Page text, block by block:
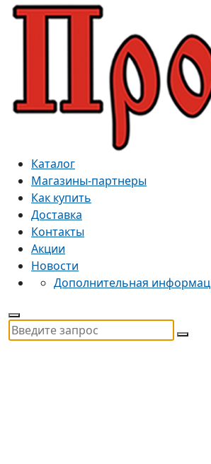
Каталог
Магазины-партнеры
Как купить
Доставка
Контакты
Акции
Новости
Дополнительная